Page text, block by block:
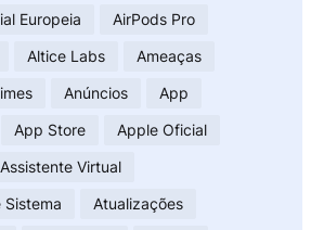
Europeia
AirPods Pro
Altice Labs
Ameaças
Anúncios
App
App Store
Apple Oficial
Assistente Virtual
Sistema
Atualizações